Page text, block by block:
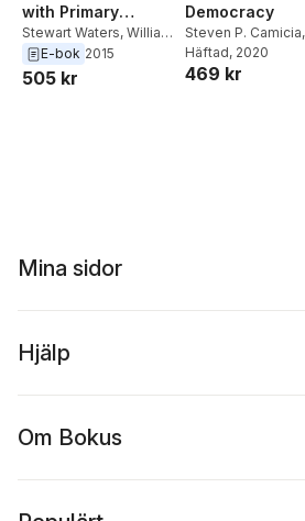
with Primary
Sources
Stewart Waters, William
B. Russell III,Thomas N.
Turner,Jeremiah C.
E-bok 2015
505 kr
Democracy
Steven P. Camicia,
Ryan Knowles
Häftad, 2020
469 kr
Mina sidor
Hjälp
Om Bokus